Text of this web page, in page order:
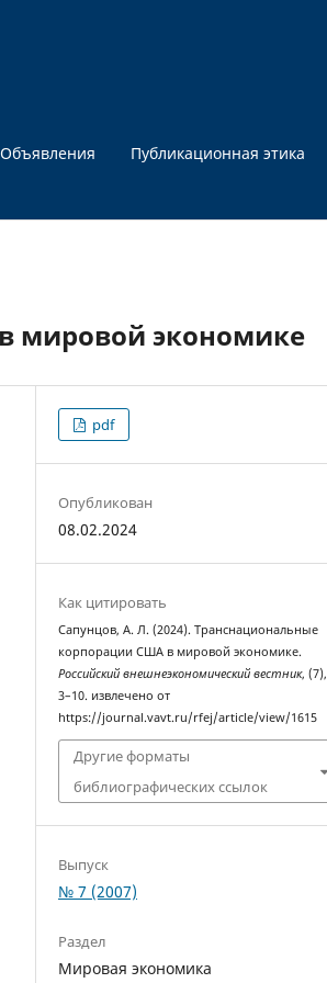
Объявления Публикационная этика
мировой экономике
pdf
Опубликован
08.02.2024
Как цитировать
Сапунцов, А. Л. (2024). Транснациональные
корпорации США в мировой экономике.
Российский внешнеэкономический вестник, (7),
3–10. извлечено от
https://journal.vavt.ru/rfej/article/view/1615
Другие форматы
библиографических ссылок
Выпуск
№ 7 (2007)
Раздел
Мировая экономика